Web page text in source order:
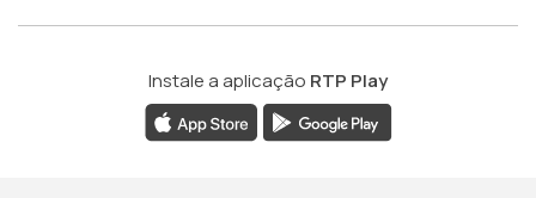
Instale a aplicação RTP Play